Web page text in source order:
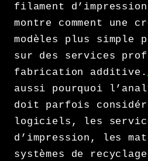
filament
montre comment une
modèles plus simple
sur des services
fabrication additive.
aussi pourquoi
doit parfois
logiciels, les
d’impression, les
systèmes de